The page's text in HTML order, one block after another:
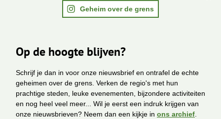
Geheim over de grens
Op de hoogte blijven?
Schrijf je dan in voor onze nieuwsbrief en ontrafel de echte
geheimen over de grens. Verken de regio's met hun
prachtige steden, leuke evenementen, bijzondere activiteiten
en nog heel veel meer... Wil je eerst een indruk krijgen van
onze nieuwsbrieven? Neem dan een kijkje in ons archief.